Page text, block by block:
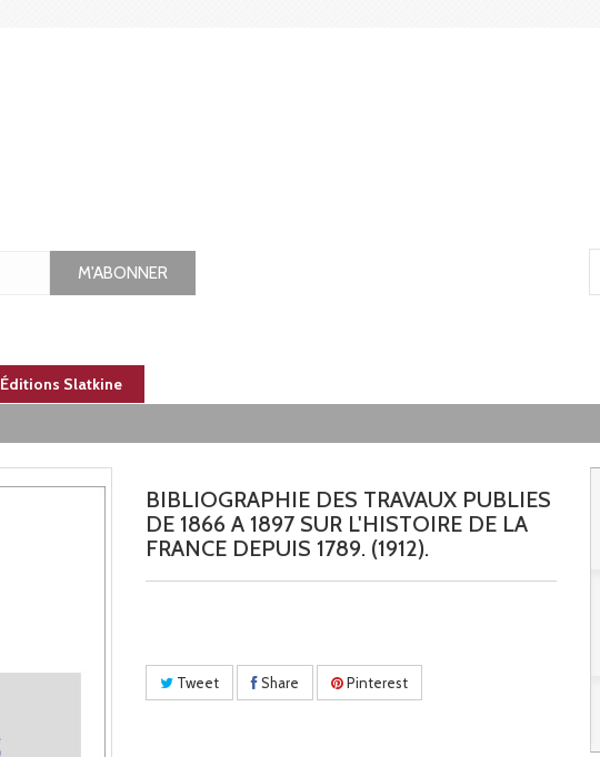
M'ABONNER
Éditions Slatkine
BIBLIOGRAPHIE DES TRAVAUX PUBLIES
DE 1866 A 1897 SUR L'HISTOIRE DE LA
FRANCE DEPUIS 1789. (1912).
Tweet Share Pinterest